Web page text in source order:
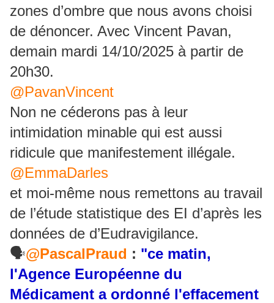
zones d’ombre que nous avons choisi
de dénoncer. Avec Vincent Pavan,
demain mardi 14/10/2025 à partir de
20h30.
@PavanVincent
Non ne céderons pas à leur
intimidation minable qui est aussi
ridicule que manifestement illégale.
@EmmaDarles
et moi-même nous remettons au travail
de l’étude statistique des EI d’après les
données de d’Eudravigilance.
🗣️@PascalPraud : "ce matin,
l'Agence Européenne du
Médicament a ordonné l'effacement